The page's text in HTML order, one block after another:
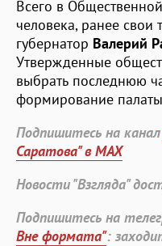
Всего в
человека, ранее свои
губернатор Валерий
Утвержденные
выбрать последнюю
формирование
Подпишитесь на канал
Саратова" в MAX
Новости "Взгляда"
Подпишитесь на
Вне формата":